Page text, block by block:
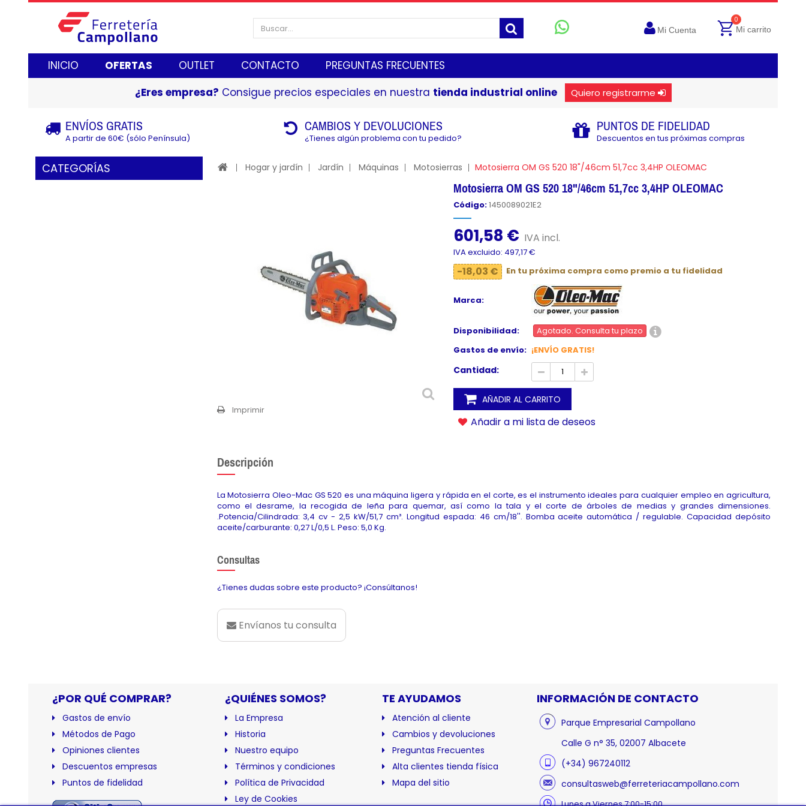
INICIO OFERTAS OUTLET CONTACTO PREGUNTAS FRECUENTES
Mi Cuenta
0
Mi carrito
¿Eres empresa? Consigue precios especiales en nuestra tienda industrial online Quiero registrarme
ENVÍOS GRATIS
A partir de 60€ (sólo Península)
CAMBIOS Y DEVOLUCIONES
¿Tienes algún problema con tu pedido?
PUNTOS DE FIDELIDAD
Descuentos en tus próximas compras
CATEGORÍAS Hogar y jardín Jardín Máquinas Motosierras Motosierra OM GS 520 18"/46cm 51,7cc 3,4HP OLEOMAC
Imprimir
Motosierra OM GS 520 18"/46cm 51,7cc 3,4HP OLEOMAC
Código:1450089021E2
601,58 € IVA incl.
IVA excluido: 497,17 €
-18,03 € En tu próxima compra como premio a tu fidelidad
Marca:
Disponibilidad:
Agotado. Consulta tu plazo
Gastos de envío: ¡ENVÍO GRATIS!
Cantidad:
AÑADIR AL CARRITO
Añadir a mi lista de deseos
Descripción
La Motosierra Oleo-Mac GS 520 es una máquina ligera y rápida en el corte, es el instrumento ideales para cualquier empleo en agricultura,
como el desrame, la recogida de leña para quemar, así como la tala y el corte de árboles de medias y grandes dimensiones.
.Potencia/Cilindrada: 3,4 cv - 2,5 kW/51,7 cm³. Longitud espada: 46 cm/18''. Bomba aceite automática / regulable. Capacidad depósito
aceite/carburante: 0,27 L/0,5 L. Peso: 5,0 Kg.
Consultas
¿Tienes dudas sobre este producto? ¡Consúltanos!
Envíanos tu consulta
¿POR QUÉ COMPRAR?
Gastos de envío
Métodos de Pago
Opiniones clientes
Descuentos empresas
Puntos de fidelidad
¿QUIÉNES SOMOS?
La Empresa
Historia
Nuestro equipo
Términos y condiciones
Política de Privacidad
Ley de Cookies
TE AYUDAMOS
Atención al cliente
Cambios y devoluciones
Preguntas Frecuentes
Alta clientes tienda física
Mapa del sitio
INFORMACIÓN DE CONTACTO
Parque Empresarial Campollano
Calle G n° 35, 02007 Albacete
(+34) 967240112
consultasweb@ferreteriacampollano.com